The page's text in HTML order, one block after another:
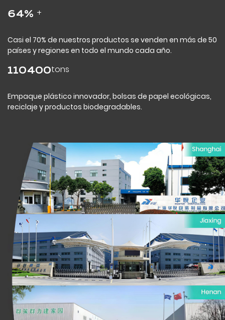
70% +
Casi el 70% de nuestros productos se venden en más de 50
países y regiones en todo el mundo cada año.
120000tons
Empaque plástico innovador, bolsas de papel ecológicas,
reciclaje y productos biodegradables.